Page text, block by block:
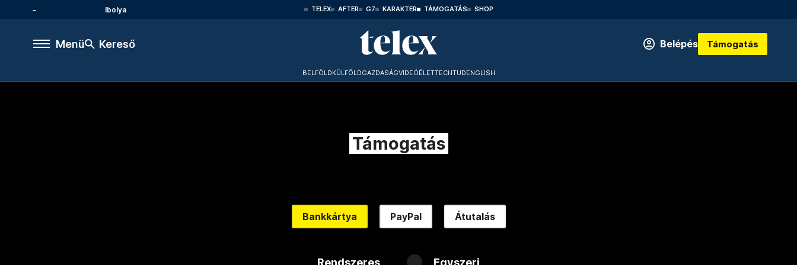
Ibolya TELEX AFTER G7 KARAKTER TÁMOGATÁS SHOP
Menü Kereső Belépés Támogatás
BELFÖLDKÜLFÖLDGAZDASÁGVIDEÓÉLETTECHTUDENGLISH
Támogatás
Bankkártya PayPal Átutalás
Rendszeres Egyszeri